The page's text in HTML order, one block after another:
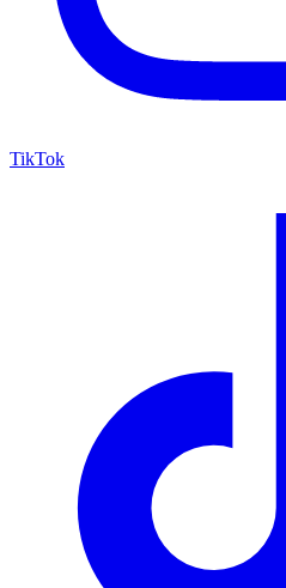
TikTok